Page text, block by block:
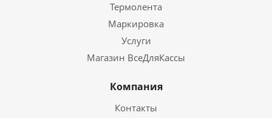
Термолента
Маркировка
Услуги
Магазин ВсеДляКассы
Компания
Контакты